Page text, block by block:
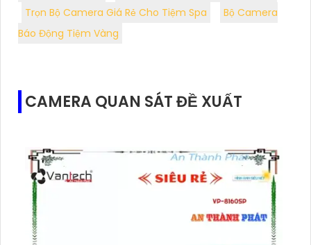
Trọn Bộ Camera Giá Rẻ Cho Tiệm Spa
Bộ Camera
Báo Động Tiệm Vàng
CAMERA QUAN SÁT ĐỀ XUẤT